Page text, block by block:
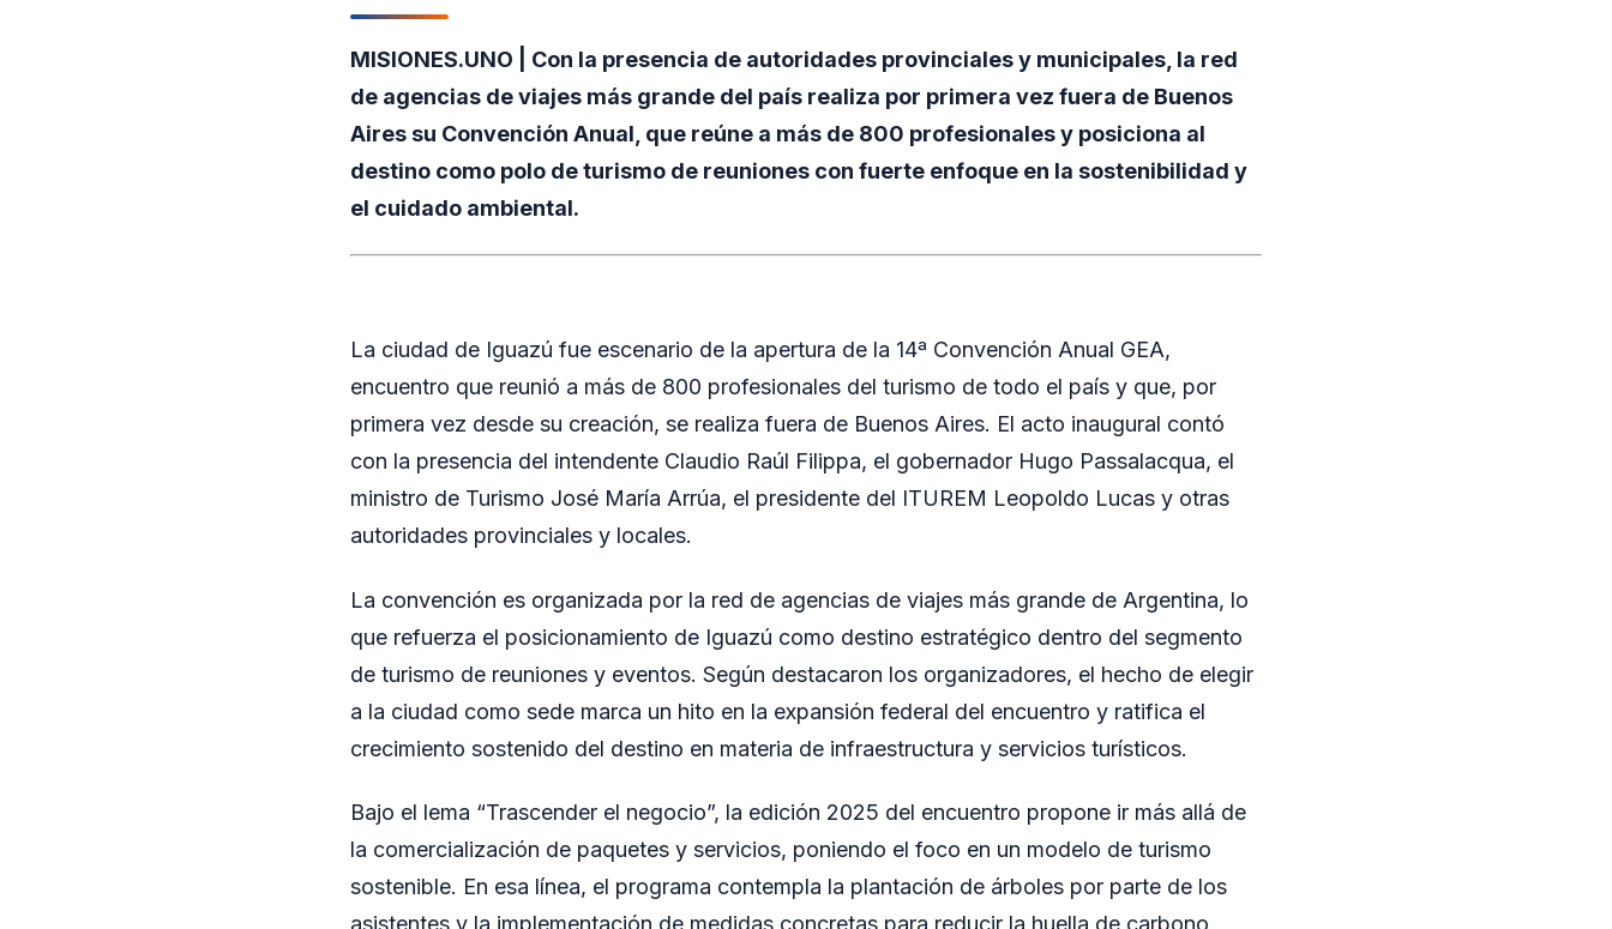
MISIONES.UNO | Con la presencia de autoridades provinciales y municipales, la red
de agencias de viajes más grande del país realiza por primera vez fuera de Buenos
Aires su Convención Anual, que reúne a más de 800 profesionales y posiciona al
destino como polo de turismo de reuniones con fuerte enfoque en la sostenibilidad y
el cuidado ambiental.
La ciudad de Iguazú fue escenario de la apertura de la 14ª Convención Anual GEA,
encuentro que reunió a más de 800 profesionales del turismo de todo el país y que, por
primera vez desde su creación, se realiza fuera de Buenos Aires. El acto inaugural contó
con la presencia del intendente Claudio Raúl Filippa, el gobernador Hugo Passalacqua, el
ministro de Turismo José María Arrúa, el presidente del ITUREM Leopoldo Lucas y otras
autoridades provinciales y locales.
La convención es organizada por la red de agencias de viajes más grande de Argentina, lo
que refuerza el posicionamiento de Iguazú como destino estratégico dentro del segmento
de turismo de reuniones y eventos. Según destacaron los organizadores, el hecho de elegir
a la ciudad como sede marca un hito en la expansión federal del encuentro y ratifica el
crecimiento sostenido del destino en materia de infraestructura y servicios turísticos.
Bajo el lema “Trascender el negocio”, la edición 2025 del encuentro propone ir más allá de
la comercialización de paquetes y servicios, poniendo el foco en un modelo de turismo
sostenible. En esa línea, el programa contempla la plantación de árboles por parte de los
asistentes y la implementación de medidas concretas para reducir la huella de carbono